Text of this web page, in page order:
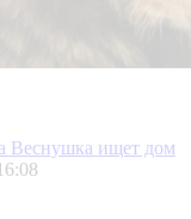
Веснушка ищет дом